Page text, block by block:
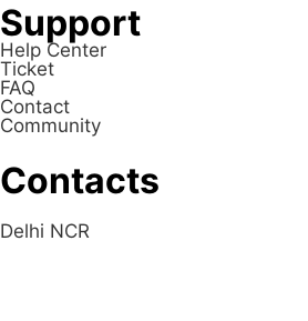
Support
Help Center
Ticket
FAQ
Contact
Community
Contacts
Delhi NCR